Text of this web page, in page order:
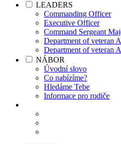
LEADERS
Commanding Officer
Executive Officer
Command Sergeant
Department of veteran
Department of veteran
NÁBOR
Úvodní slovo
Co nabízíme?
Hledáme Tebe
Informace pro rodiče